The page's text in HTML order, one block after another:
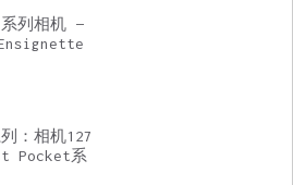
列相机 —
：相机127
Pocket系